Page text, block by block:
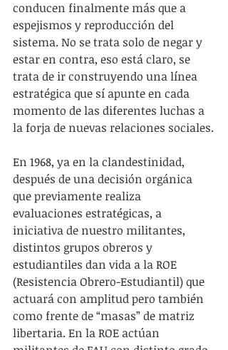
conducen finalmente más que a
espejismos y reproducción del
sistema. No se trata solo de negar y
estar en contra, eso está claro, se
trata de ir construyendo una línea
estratégica que sí apunte en cada
momento de las diferentes luchas a
la forja de nuevas relaciones sociales.
En 1968, ya en la clandestinidad,
después de una decisión orgánica
que previamente realiza
evaluaciones estratégicas, a
iniciativa de nuestro militantes,
distintos grupos obreros y
estudiantiles dan vida a la ROE
(Resistencia Obrero-Estudiantil) que
actuará con amplitud pero también
como frente de “masas” de matriz
libertaria. En la ROE actúan